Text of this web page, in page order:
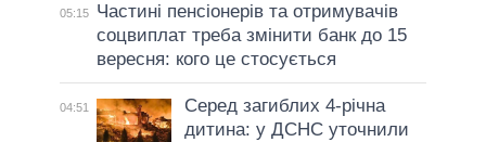
05:15
Частині пенсіонерів та отримувачів
соцвиплат треба змінити банк до 15
вересня: кого це стосується
04:51
Серед загиблих 4-річна
дитина: у ДСНС уточнили